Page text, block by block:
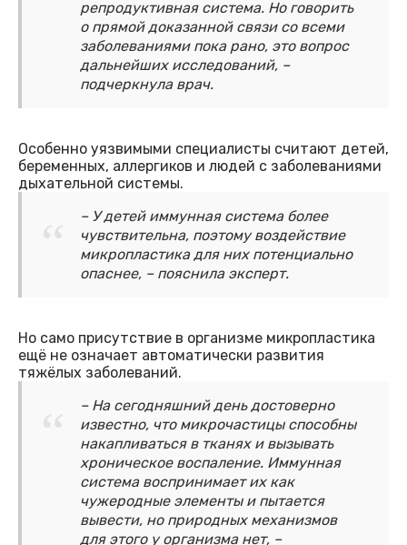
репродуктивная система. Но говорить
о прямой доказанной связи со всеми
заболеваниями пока рано, это вопрос
дальнейших исследований, –
подчеркнула врач.
Особенно уязвимыми специалисты считают детей,
беременных, аллергиков и людей с заболеваниями
дыхательной системы.
– У детей иммунная система более
чувствительна, поэтому воздействие
микропластика для них потенциально
опаснее, – пояснила эксперт.
Но само присутствие в организме микропластика
ещё не означает автоматически развития
тяжёлых заболеваний.
– На сегодняшний день достоверно
известно, что микрочастицы способны
накапливаться в тканях и вызывать
хроническое воспаление. Иммунная
система воспринимает их как
чужеродные элементы и пытается
вывести, но природных механизмов
для этого у организма нет, –